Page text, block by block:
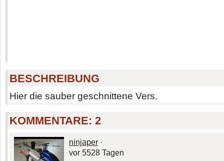
BESCHREIBUNG
Hier die sauber geschnittene Vers.
KOMMENTARE:2
ninjaper·
vor 5528 Tagen